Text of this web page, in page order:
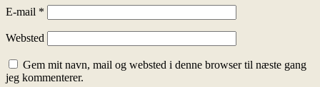
E-mail *
Websted
Gem mit navn, mail og websted i denne browser til næste gang
jeg kommenterer.